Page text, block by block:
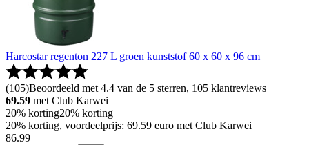
Harcostar regenton 227 L groen kunststof 60 x 60 x 96 cm
(105)Beoordeeld met 4.4 van de 5 sterren, 105 klantreviews
69.59 met Club Karwei
20% korting20% korting
20% korting, voordeelprijs: 69.59 euro met Club Karwei
86.99